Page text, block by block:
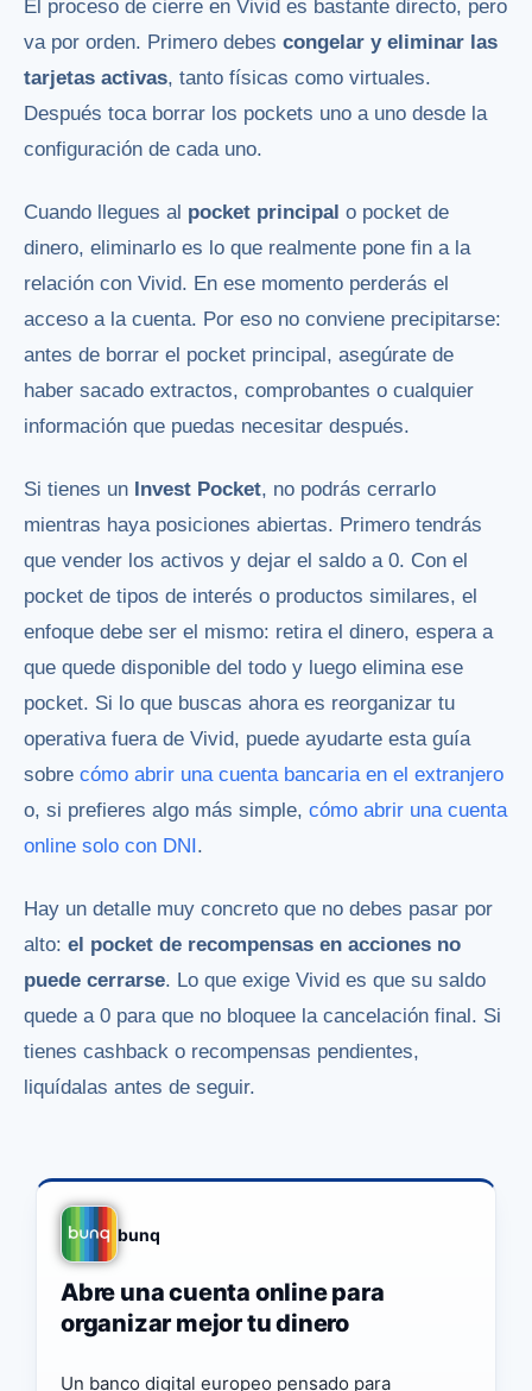
El proceso de cierre en Vivid es bastante directo, pero
va por orden. Primero debes congelar y eliminar las
tarjetas activas, tanto físicas como virtuales.
Después toca borrar los pockets uno a uno desde la
configuración de cada uno.
Cuando llegues al pocket principal o pocket de
dinero, eliminarlo es lo que realmente pone fin a la
relación con Vivid. En ese momento perderás el
acceso a la cuenta. Por eso no conviene precipitarse:
antes de borrar el pocket principal, asegúrate de
haber sacado extractos, comprobantes o cualquier
información que puedas necesitar después.
Si tienes un Invest Pocket, no podrás cerrarlo
mientras haya posiciones abiertas. Primero tendrás
que vender los activos y dejar el saldo a 0. Con el
pocket de tipos de interés o productos similares, el
enfoque debe ser el mismo: retira el dinero, espera a
que quede disponible del todo y luego elimina ese
pocket. Si lo que buscas ahora es reorganizar tu
operativa fuera de Vivid, puede ayudarte esta guía
sobre cómo abrir una cuenta bancaria en el extranjero
o, si prefieres algo más simple, cómo abrir una cuenta
online solo con DNI .
Hay un detalle muy concreto que no debes pasar por
alto: el pocket de recompensas en acciones no
puede cerrarse. Lo que exige Vivid es que su saldo
quede a 0 para que no bloquee la cancelación final. Si
tienes cashback o recompensas pendientes,
liquídalas antes de seguir.
bunq
Abre una cuenta online para
organizar mejor tu dinero
Un banco digital europeo pensado para